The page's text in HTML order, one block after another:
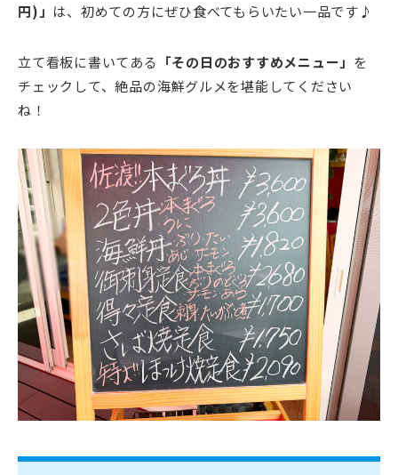
円)」 は、初めての方にぜひ食べてもらいたい一品です♪
立て看板に書いてある 「その日のおすすめメニュー」 を
チェックして、絶品の海鮮グルメを堪能してください
ね！